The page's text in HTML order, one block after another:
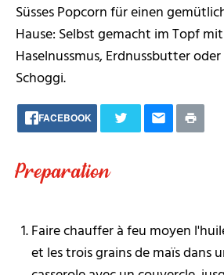
Süsses Popcorn für einen
Hause: Selbst gemacht im Topf
Haselnussmus, Erdnussbutter
Schoggi.
FACEBOOK
Preparation
Faire chauffer à feu moyen
et les trois grains de maïs dans